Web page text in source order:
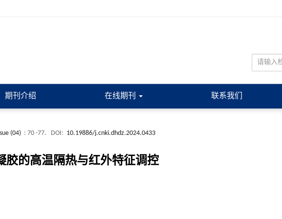
期刊介绍 在线期刊 联系我们
(04) : 70 -77. DOI: 10.19886/j.cnki.dhdz.2024.0433
的高温隔热与红外特征调控